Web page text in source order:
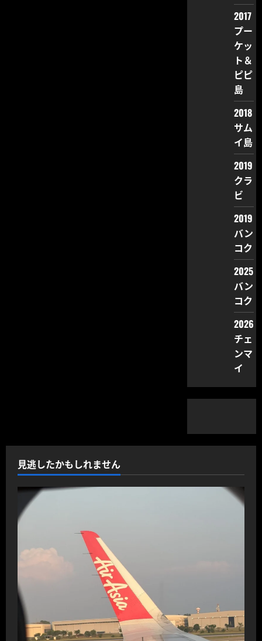
2017
プー
ケッ
ト＆
ピピ
島
2018
サム
イ島
2019
クラ
ビ
2019
バン
コク
2025
バン
コク
2026
チェ
ンマ
イ
見逃したかもしれません